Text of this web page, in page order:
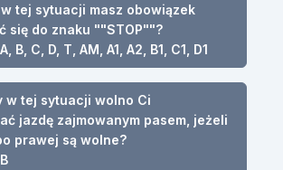
tej sytuacji masz obowiązek
się do znaku ""STOP""?
B, C, D, T, AM, A1, A2, B1, C1, D1
w tej sytuacji wolno Ci
jazdę zajmowanym pasem, jeżeli
prawej są wolne?